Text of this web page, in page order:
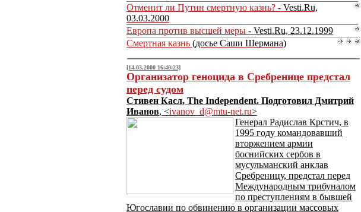
Отменит ли Путин смертную казнь? - Vesti.Ru,
03.03.2000
Европа против высшей меры - Vesti.Ru, 23.12.1999
Смертная казнь (досье Саши Шермана)
[14.03.2000 16:40:23]
Организатор геноцида в Сребренице предстал
перед судом
Стивен Касл, The Independent. Подготовил Дмитрий
Иванов, <ivanov_d@mtu-net.ru>
Генерал Радислав Крcтич, в
1995 году командовавший
вторжением армии
боснийских сербов в
мусульманский анклав
Сребреницу, предстал перед
Международным трибуналом
по преступлениям в бывшей
Югославии по обвинению в организации массовых